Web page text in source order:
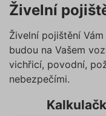
Živelní
Živelní pojištění
budou na Vašem
vichřicí, povodní,
nebezpečími.